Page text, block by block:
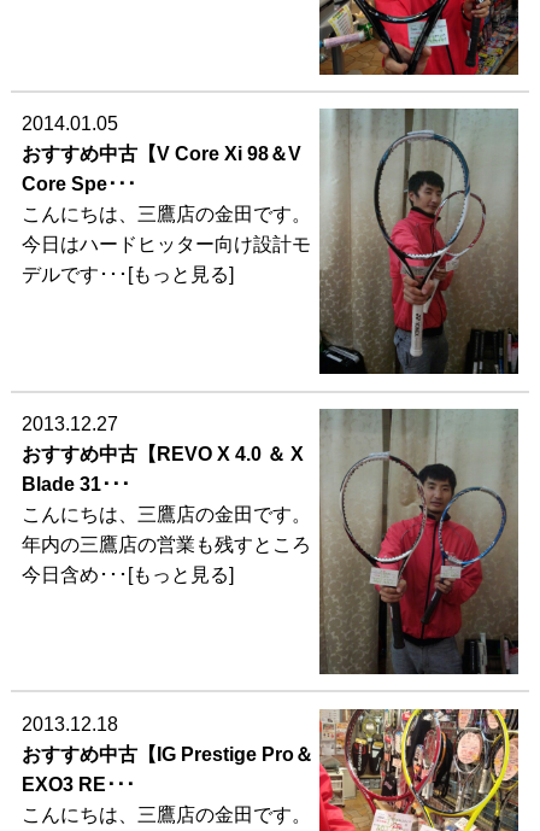
2014.01.05
おすすめ中古【V Core Xi 98＆V
Core Spe･･･
こんにちは、三鷹店の金田です。
今日はハードヒッター向け設計モ
デルです･･･[もっと見る]
2013.12.27
おすすめ中古【REVO X 4.0 ＆ X
Blade 31･･･
こんにちは、三鷹店の金田です。
年内の三鷹店の営業も残すところ
今日含め･･･[もっと見る]
2013.12.18
おすすめ中古【IG Prestige Pro＆
EXO3 RE･･･
こんにちは、三鷹店の金田です。